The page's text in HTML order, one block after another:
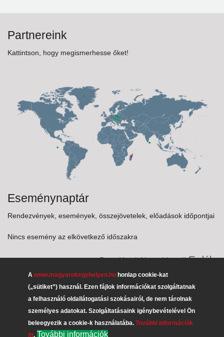
Partnereink
Kattintson, hogy megismerhesse őket!
Eseménynaptár
Rendezvények, események, összejövetelek, előadások időpontjai
Nincs esemény az elkövetkező időszakra
Burg-Kastl AlumnibrazilErdély
Püspökedödöllekürtőskalácsdesszert
vállalkozódiaszpórainterjúPotápi Árpád JánoslecsóZakuszka
FrankfurtBUODlángosközösségépítők
erdélyi püspök gulyás receptUruguay
hortobágyivendégházVukovári Magyarok Egyesülete
A www.magyarokegyhelyen.hu honlap cookie-kat
(„sütiket”) használ. Ezen fájlok információkat szolgáltatnak
a felhasználó oldallátogatási szokásairól, de nem tárolnak
személyes adatokat. Szolgáltatásaink igénybevételével Ön
beleegyezik a cookie-k használatába. További információk
itt. További információk